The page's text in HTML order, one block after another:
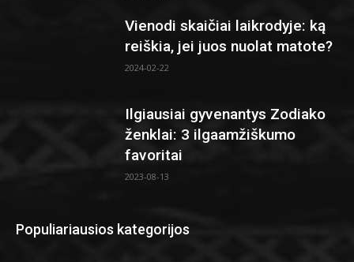
Vienodi skaičiai laikrodyje: ką
reiškia, jei juos nuolat matote?
2024-02-22
Ilgiausiai gyvenantys Zodiako
ženklai: 3 ilgaamžiškumo
favoritai
2023-08-13
Populiariausios kategorijos